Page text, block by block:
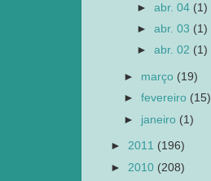
►abr. 04 (1)
►abr. 03 (1)
►abr. 02 (1)
► março (19)
►fevereiro (15)
► janeiro (1)
► 2011 (196)
► 2010 (208)